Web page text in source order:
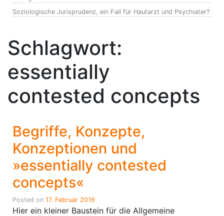
Soziologische Jurisprudenz, ein Fall für Hautarzt und Psychiater?
Schlagwort:
essentially
contested concepts
Begriffe, Konzepte,
Konzeptionen und
»essentially contested
concepts«
Posted on 17. Februar 2016
Hier ein kleiner Baustein für die Allgemeine